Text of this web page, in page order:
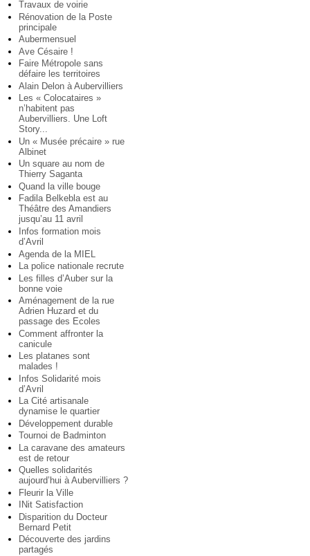
Travaux de voirie
Rénovation de la Poste
principale
Aubermensuel
Ave Césaire !
Faire Métropole sans
défaire les territoires
Alain Delon à Aubervilliers
Les « Colocataires »
n’habitent pas
Aubervilliers. Une Loft
Story...
Un « Musée précaire » rue
Albinet
Un square au nom de
Thierry Saganta
Quand la ville bouge
Fadila Belkebla est au
Théâtre des Amandiers
jusqu’au 11 avril
Infos formation mois
d’Avril
Agenda de la MIEL
La police nationale recrute
Les filles d’Auber sur la
bonne voie
Aménagement de la rue
Adrien Huzard et du
passage des Ecoles
Comment affronter la
canicule
Les platanes sont
malades !
Infos Solidarité mois
d’Avril
La Cité artisanale
dynamise le quartier
Développement durable
Tournoi de Badminton
La caravane des amateurs
est de retour
Quelles solidarités
aujourd’hui à Aubervilliers ?
Fleurir la Ville
INit Satisfaction
Disparition du Docteur
Bernard Petit
Découverte des jardins
partagés